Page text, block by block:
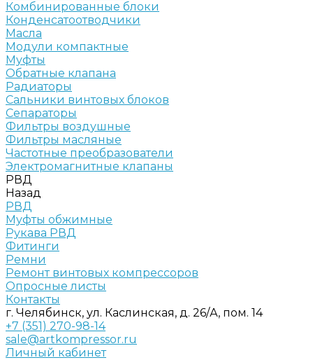
Комбинированные блоки
Конденсатоотводчики
Масла
Модули компактные
Муфты
Обратные клапана
Радиаторы
Сальники винтовых блоков
Сепараторы
Фильтры воздушные
Фильтры масляные
Частотные преобразователи
Электромагнитные клапаны
РВД
Назад
РВД
Муфты обжимные
Рукава РВД
Фитинги
Ремни
Ремонт винтовых компрессоров
Опросные листы
Контакты
г. Челябинск, ул. Каслинская, д. 26/А, пом. 14
+7 (351) 270-98-14
sale@artkompressor.ru
Личный кабинет